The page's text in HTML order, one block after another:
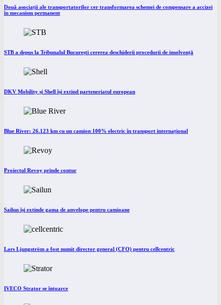
Două asociații ale transportatorilor cer transformarea schemei de compensare a accizei
în mecanism permanent
STB a depus la Tribunalul București cererea deschiderii procedurii de insolvență
DKV Mobility și Shell își extind parteneriatul european
Blue River: 26.123 km cu un camion 100% electric în transport internațional
Proiectul Revoy prinde contur
Sailun își extinde gama de anvelope pentru camioane
Lars Ljungström a fost numit director general (CFO) pentru cellcentric
IVECO Strator se întoarce